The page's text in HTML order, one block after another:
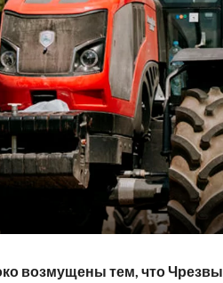
возмущены тем, что